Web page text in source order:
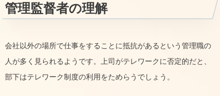
管理監督者の理解
会社以外の場所で仕事をすることに抵抗があるという管理職の
人が多く見られるようです。上司がテレワークに否定的だと、
部下はテレワーク制度の利用をためらうでしょう。